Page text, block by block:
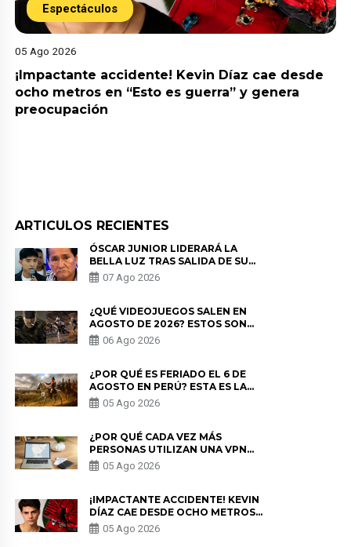
Espectáculos
05 Ago 2026
¡Impactante accidente! Kevin Díaz cae desde
ocho metros en “Esto es guerra” y genera
preocupación
ARTICULOS RECIENTES
ÓSCAR JUNIOR LIDERARÁ LA
BELLA LUZ TRAS SALIDA DE SU
PADRE POR POLÉMICA CON
NALDY SALDAÑA
07 Ago 2026
¿QUÉ VIDEOJUEGOS SALEN EN
AGOSTO DE 2026? ESTOS SON
LOS ESTRENOS MÁS ESPERADOS
06 Ago 2026
¿POR QUÉ ES FERIADO EL 6 DE
AGOSTO EN PERÚ? ESTA ES LA
HISTORIA
05 Ago 2026
¿POR QUÉ CADA VEZ MÁS
PERSONAS UTILIZAN UNA VPN
PARA PROTEGER SU
PRIVACIDAD?
05 Ago 2026
¡IMPACTANTE ACCIDENTE! KEVIN
DÍAZ CAE DESDE OCHO METROS
EN “ESTO ES GUERRA” Y GENERA
PREOCUPACIÓN
05 Ago 2026